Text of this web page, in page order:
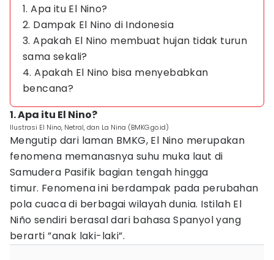
1. Apa itu El Nino?
2. Dampak El Nino di Indonesia
3. Apakah El Nino membuat hujan tidak turun
sama sekali?
4. Apakah El Nino bisa menyebabkan
bencana?
1. Apa itu El Nino?
Ilustrasi El Nino, Netral, dan La Nina (BMKG.go.id)
Mengutip dari laman BMKG, El Nino merupakan
fenomena memanasnya suhu muka laut di
Samudera Pasifik bagian tengah hingga
timur. Fenomena ini berdampak pada perubahan
pola cuaca di berbagai wilayah dunia. Istilah El
Niño sendiri berasal dari bahasa Spanyol yang
berarti ”anak laki-laki”.